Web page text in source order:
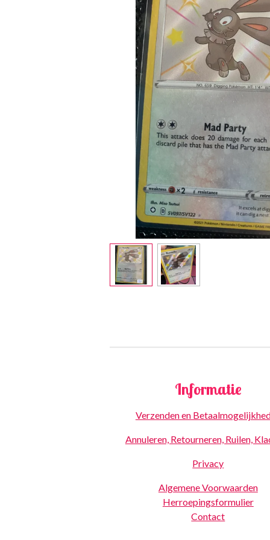
Informatie
Verzenden en
Annuleren, Retourneren, Ruilen,
Privacy
Algemene Voorwaarden
Herroepingsformulier
Contact